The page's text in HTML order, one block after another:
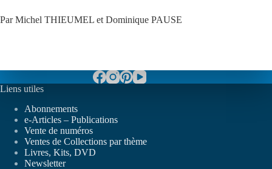
Par Michel THIEUMEL et Dominique PAUSE
Liens utiles
Abonnements
e-Articles – Publications
Vente de numéros
Ventes de Collections par thème
Livres, Kits, DVD
Newsletter